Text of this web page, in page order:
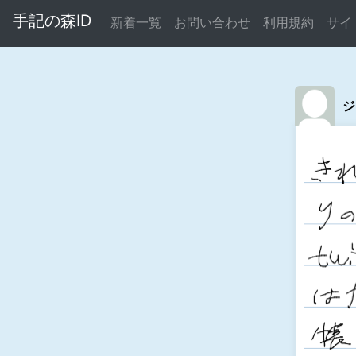
手記の森ID 新着一覧 お問い合わせ 利用規約 サイ